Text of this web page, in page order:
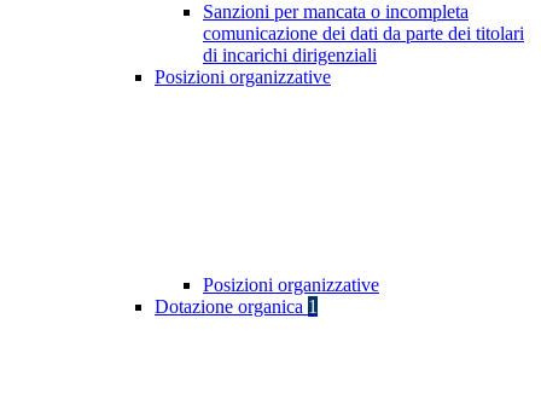
Sanzioni per mancata o incompleta
comunicazione dei dati da parte dei titolari
di incarichi dirigenziali
Posizioni organizzative
Posizioni organizzative
Dotazione organica 1